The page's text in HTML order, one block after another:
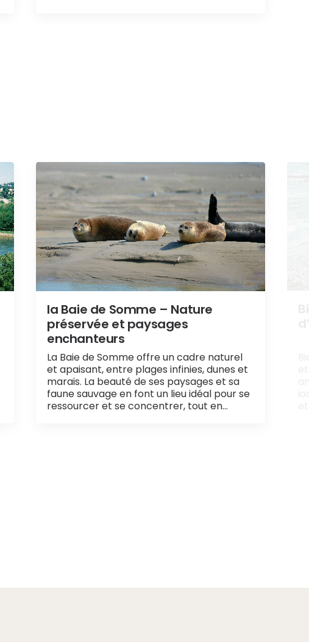
la Baie de Somme – Nature
préservée et paysages
enchanteurs
La Baie de Somme offre un cadre naturel
et apaisant, entre plages infinies, dunes et
marais. La beauté de ses paysages et sa
faune sauvage en font un lieu idéal pour se
ressourcer et se concentrer, tout en…